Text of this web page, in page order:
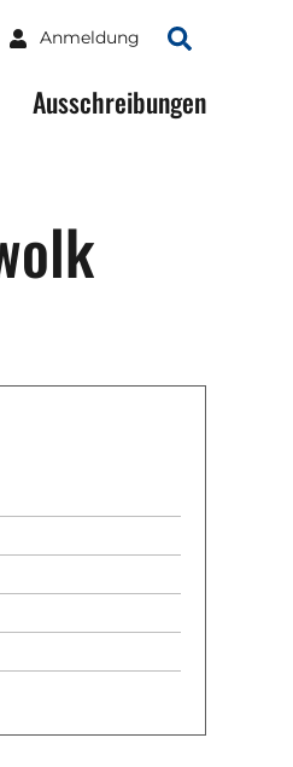
Anmeldung
Suchen
Ausschreibungen